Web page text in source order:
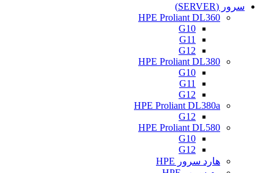
سرور (SERVER)
HPE Proliant DL360
G10
G11
G12
HPE Proliant DL380
G10
G11
G12
HPE Proliant DL380a
G12
HPE Proliant DL580
G10
G12
هارد سرور HPE